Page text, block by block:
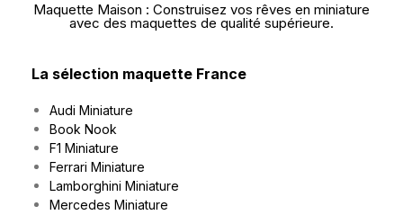
Maquette Maison : Construisez vos rêves en miniature
avec des maquettes de qualité supérieure.
La sélection maquette France
Audi Miniature
Book Nook
F1 Miniature
Ferrari Miniature
Lamborghini Miniature
Mercedes Miniature